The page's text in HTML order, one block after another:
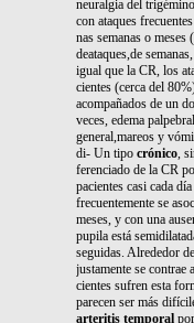
neuralgia del
con ataques
nas semanas o
deataques,de
igual que la CR, los
cientes (cerca del
acompañados de un
veces, edema
general,mareos y
di- Un tipo crónico,
ferenciado de la CR
pacientes casi cada
frecuentemente se
meses, y con una
pupila está
seguidas. Alrededor
justamente se contrae
cientes sufren esta
parecen ser más
arteritis temporal